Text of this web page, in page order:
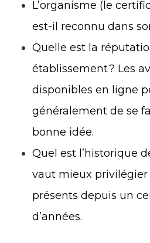
L’organisme (le
est-il reconnu dans
Quelle est la
établissement ? Les
disponibles en ligne
généralement de se
bonne idée.
Quel est l’historique
vaut mieux
présents depuis un
d’années.